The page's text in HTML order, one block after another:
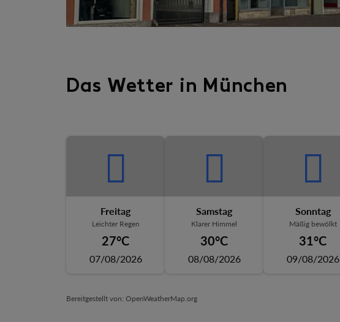
Das Wetter in München
Freitag
Leichter Regen
27°C
07/08/2026
Samstag
Klarer Himmel
30°C
08/08/2026
Sonntag
Mäßig bewölkt
31°C
09/08/2026
Bereitgestellt von: OpenWeatherMap.org